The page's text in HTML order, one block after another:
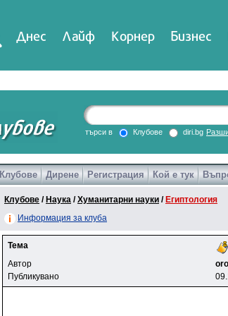
Днес Лайф Корнер Бизнес
търси в Клубове diri.bg
Клубове Дирене Регистрация Кой е тук
Клубове / Наука /Хуманитарни науки / Египтология
Информация за клуба
Тема
Автор
Публикувано